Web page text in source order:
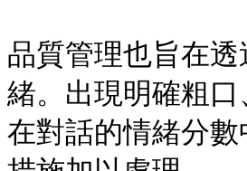
品質管理也旨在
緒。出現明確粗
在對話的情緒分